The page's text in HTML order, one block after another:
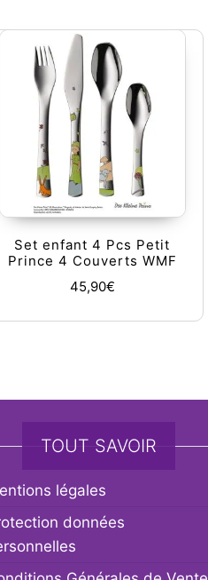
Set enfant 4 Pcs Petit
Prince 4 Couverts WMF
45,90€
TOUT SAVOIR
légales
données